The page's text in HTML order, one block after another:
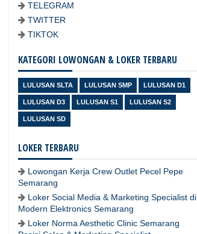
TELEGRAM
TWITTER
TIKTOK
KATEGORI LOWONGAN & LOKER TERBARU
LULUSAN SLTA LULUSAN SMP LULUSAN D1
LULUSAN D3 LULUSAN S1 LULUSAN S2
LULUSAN SD
LOKER TERBARU
Lowongan Kerja Crew Outlet Pecel Pepe
Semarang
Loker Social Media & Marketing Specialist di
Modern Elektronics Semarang
Loker Norma Aesthetic Clinic Semarang